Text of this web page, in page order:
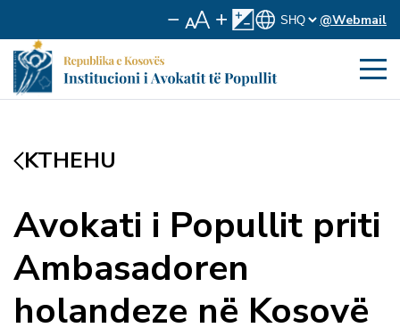
@Webmail
KTHEHU
Avokati i Popullit priti
Ambasadoren
holandeze në Kosovë